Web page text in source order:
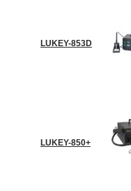
LUKEY-853D
LUKEY-850+